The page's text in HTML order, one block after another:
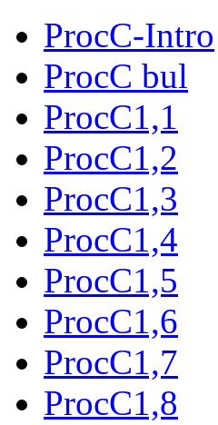
ProcC-Intro
ProcC bul
ProcC1,1
ProcC1,2
ProcC1,3
ProcC1,4
ProcC1,5
ProcC1,6
ProcC1,7
ProcC1,8